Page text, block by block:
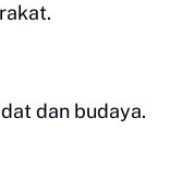
dan budaya.